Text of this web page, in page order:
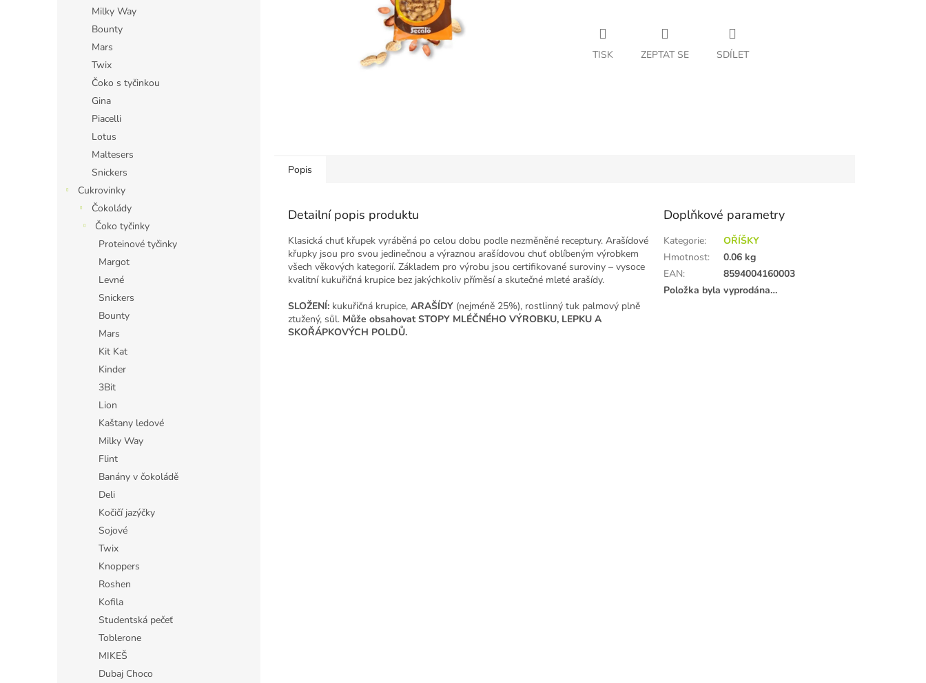
Milky Way
Bounty
Mars
Twix
Čoko s tyčinkou
Gina
Piacelli
Lotus
Maltesers
Snickers
Cukrovinky
Čokolády
Čoko tyčinky
Proteinové tyčinky
Margot
Levné
Snickers
Bounty
Mars
Kit Kat
Kinder
3Bit
Lion
Kaštany ledové
Milky Way
Flint
Banány v čokoládě
Deli
Kočičí jazýčky
Sojové
Twix
Knoppers
Roshen
Kofila
Studentská pečeť
Toblerone
MIKEŠ
Dubaj Choco
TISK ZEPTAT SE SDÍLET
Popis
Detailní popis produktu
Klasická chuť křupek vyráběná po celou dobu podle nezměněné receptury. Arašídové
křupky jsou pro svou jedinečnou a výraznou arašídovou chuť oblíbeným výrobkem
všech věkových kategorií. Základem pro výrobu jsou certifikované suroviny – vysoce
kvalitní kukuřičná krupice bez jakýchkoliv příměsí a skutečné mleté arašídy.
SLOŽENÍ: kukuřičná krupice, ARAŠÍDY (nejméně 25%), rostlinný tuk palmový plně
ztužený, sůl. Může obsahovat STOPY MLÉČNÉHO VÝROBKU, LEPKU A
SKOŘÁPKOVÝCH POLDŮ.
Doplňkové parametry
Kategorie:
OŘÍŠKY
Hmotnost:
0.06 kg
EAN:
8594004160003
Položka byla vyprodána…